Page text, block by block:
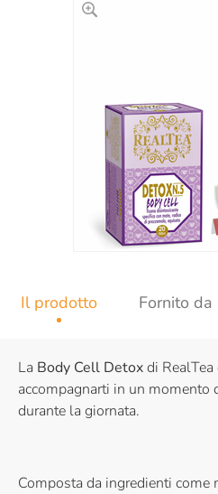
Il prodotto Fornito da
La Body Cell Detoxdi
accompagnarti in un momento
durante la giornata.
Composta da ingredienti come